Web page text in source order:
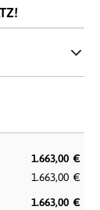
1.663,00 €
1.663,00 €
1.663,00 €